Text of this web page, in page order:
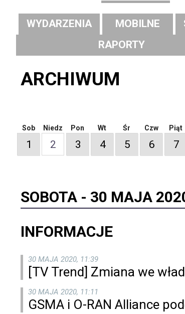
WYDARZENIA MOBILNE
RAPORTY
ARCHIWUM
Sob
1
Niedz
2
Pon
3
Wt
4
Śr
5
Czw
6
Piąt
7
SOBOTA - 30 MAJA
INFORMACJE
30 MAJA 2020, 11:39
[TV Trend] Zmiana we
30 MAJA 2020, 11:11
GSMA i O-RAN Alliance